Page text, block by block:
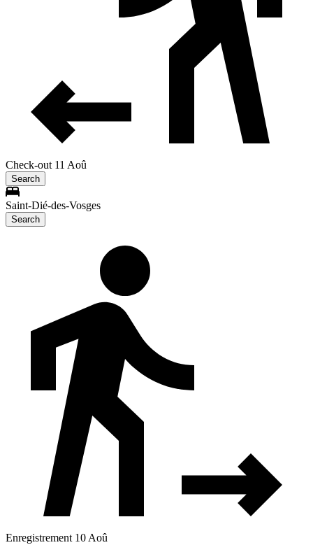
Check-out 11 Aoû
Search
Saint-Dié-des-Vosges
Search
Enregistrement 10 Aoû